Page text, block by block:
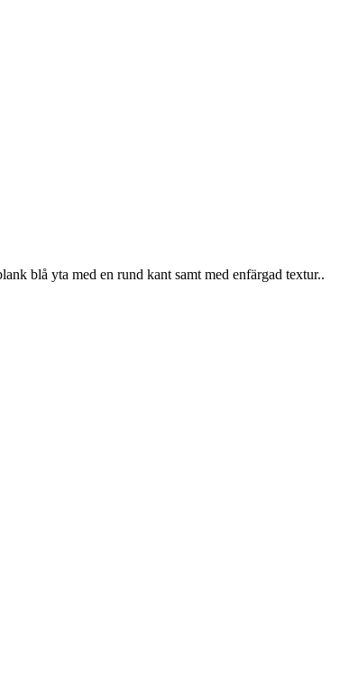
blå yta med en rund kant samt med enfärgad textur..